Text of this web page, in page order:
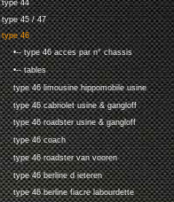
type 44
type 45 / 47
type 46
•-- type 46 acces par n° chassis
•-- tables
type 46 limousine hippomobile usine
type 46 cabriolet usine & gangloff
type 46 roadster usine & gangloff
type 46 coach
type 46 roadster van vooren
type 46 berline d ieteren
type 46 berline fiacre labourdette